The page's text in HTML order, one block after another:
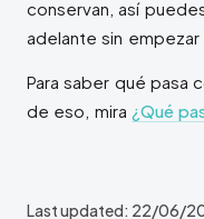
conservan, así
adelante sin empezar
Para saber qué pasa
de eso, mira ¿Qué
Last updated: 22/06/